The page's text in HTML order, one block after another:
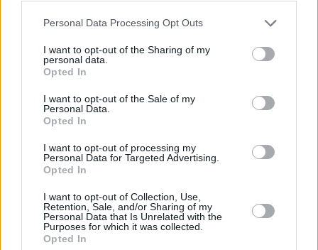
negar su consentimiento. Tenga en cuenta que algún
de su consentimiento, pero usted tiene el derecho de
rechazar tal procesamiento. Sus preferencias se aplicarán
cualquier momento entrando de nuevo en este sitio web o
visitando nuestra política de privacidad.
Personal Data Processing Opt Outs
I want to opt-out of the Sharing of my
personal data.
Opted In
I want to opt-out of the Sale of my
Personal Data.
Opted In
I want to opt-out of processing my
Personal Data for Targeted Advertising.
Opted In
I want to opt-out of Collection, Use,
Retention, Sale, and/or Sharing of my
Personal Data that Is Unrelated with the
Purposes for which it was collected.
Opted In